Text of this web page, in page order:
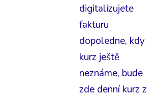
digitalizujete
fakturu
dopoledne, kdy
kurz ještě
neznáme, bude
zde denní kurz z